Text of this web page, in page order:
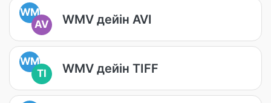
WM
AV
WMV дейін AVI
WM
TI
WMV дейін TIFF